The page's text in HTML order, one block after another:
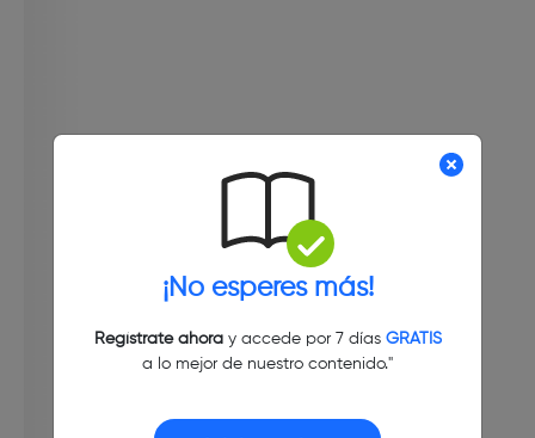
¡No esperes más!
Regístrate ahoray accede por 7 días GRATIS
a lo mejor de nuestro contenido."